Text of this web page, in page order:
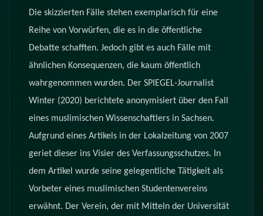
Die skizzierten Fälle stehen exemplarisch für eine
Reihe von Vorwürfen, die es in die öffentliche
Debatte schafften. Jedoch gibt es auch Fälle mit
ähnlichen Konsequenzen, die kaum öffentlich
wahrgenommen wurden. Der SPIEGEL-Journalist
Winter (2020) berichtete anonymisiert über den Fall
eines muslimischen Wissenschaftlers in Sachsen.
Aufgrund eines Artikels in der Lokalzeitung von 2007
geriet dieser ins Visier des Verfassungsschutzes. In
dem Artikel wurde seine gelegentliche Tätigkeit als
Vorbeter eines muslimischen Studentenvereins
erwähnt. Der Verein, der mit Mitteln der Universität